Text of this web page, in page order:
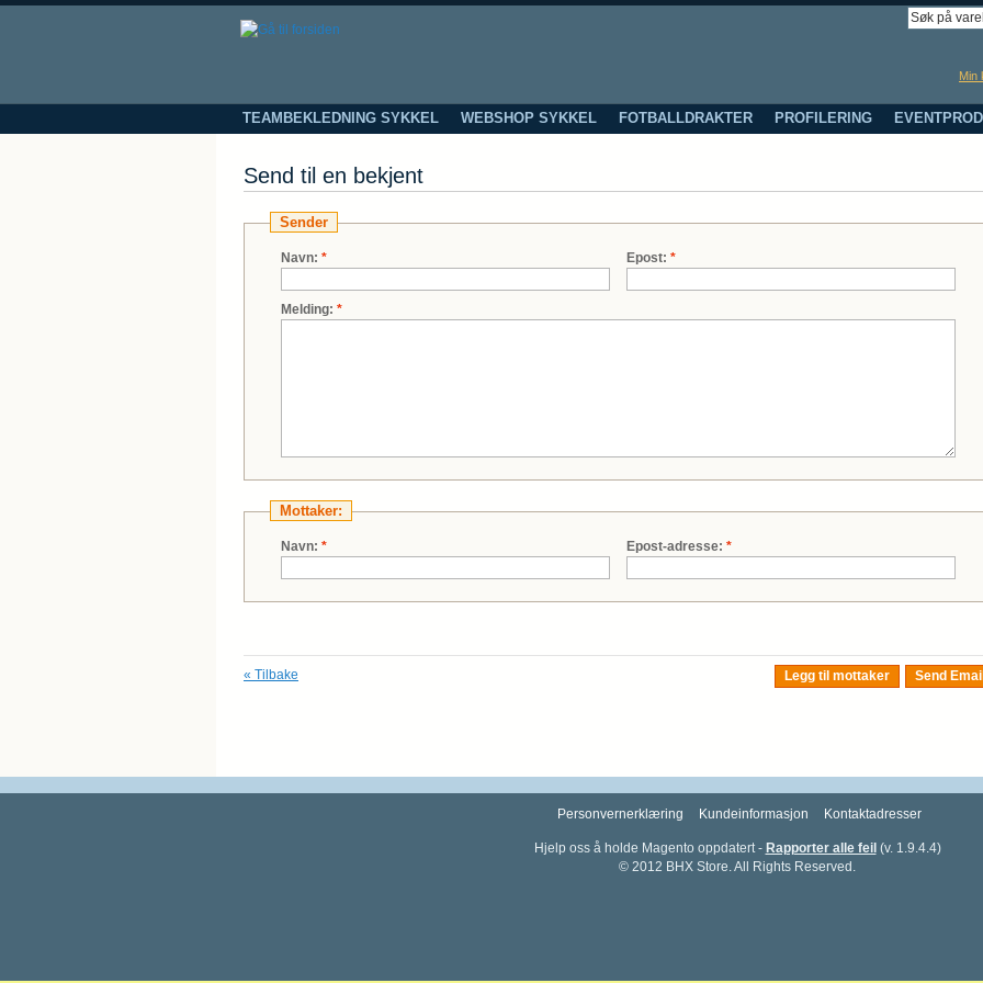
Min
TEAMBEKLEDNING SYKKEL WEBSHOP SYKKEL FOTBALLDRAKTER PROFILERING
Send til en bekjent
Sender
*
Navn: *
Epost:
*
Melding:
Mottaker:
*
Navn: *
Epost-adresse:
« Tilbake Send
Legg til mottaker
Personvernerklæring Kundeinformasjon Kontaktadresser
Hjelp oss å holde Magento oppdatert - Rapporter alle feil (v. 1.9.4.4)
© 2012 BHX Store. All Rights Reserved.